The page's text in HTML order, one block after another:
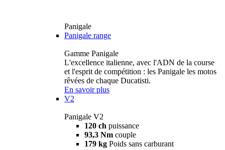
Panigale
Panigale range
Gamme Panigale
L'excellence italienne, avec l'ADN de la course
et l'esprit de compétition : les Panigale les motos
rêvées de chaque Ducatisti.
En savoir plus
V2
Panigale V2
120 ch puissance
93,3 Nm couple
179 kg Poids sans carburant